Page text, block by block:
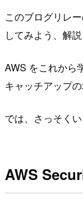
このブログリレ
してみよう、解
AWS をこれから
キャッチアップ
では、さっそく
AWS